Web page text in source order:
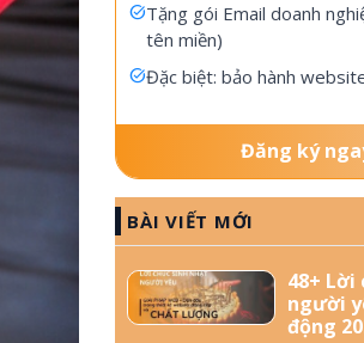
Tặng gói Email doanh
tên miền)
Đặc biệt: bảo hành
Đăng ký
BÀI VIẾT MỚI
48+ Lời
người
động